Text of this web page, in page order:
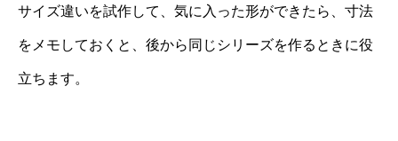
サイズ違いを試作して、気に入った形ができたら、寸法
をメモしておくと、後から同じシリーズを作るときに役
立ちます。